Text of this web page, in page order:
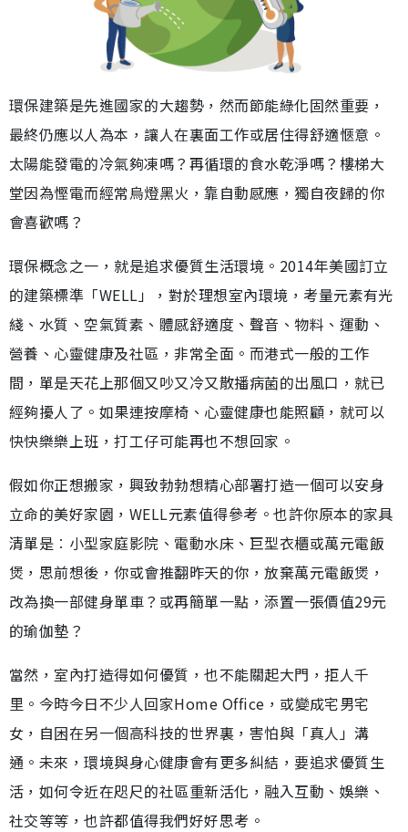
環保建築是先進國家的大趨勢，然而節能綠化固然重要，
最終仍應以人為本，讓人在裏面工作或居住得舒適愜意。
太陽能發電的冷氣夠凍嗎？再循環的食水乾淨嗎？樓梯大
堂因為慳電而經常烏燈黑火，靠自動感應，獨自夜歸的你
會喜歡嗎？
環保概念之一，就是追求優質生活環境。2014年美國訂立
的建築標準「WELL」，對於理想室內環境，考量元素有光
綫、水質、空氣質素、體感舒適度、聲音、物料、運動、
營養、心靈健康及社區，非常全面。而港式一般的工作
間，單是天花上那個又吵又冷又散播病菌的出風口，就已
經夠擾人了。如果連按摩椅、心靈健康也能照顧，就可以
快快樂樂上班，打工仔可能再也不想回家。
假如你正想搬家，興致勃勃想精心部署打造一個可以安身
立命的美好家園，WELL元素值得參考。也許你原本的家具
清單是︰小型家庭影院、電動水床、巨型衣櫃或萬元電飯
煲，思前想後，你或會推翻昨天的你，放棄萬元電飯煲，
改為換一部健身單車？或再簡單一點，添置一張價值29元
的瑜伽墊？
當然，室內打造得如何優質，也不能關起大門，拒人千
里。今時今日不少人回家Home Office，或變成宅男宅
女，自困在另一個高科技的世界裏，害怕與「真人」溝
通。未來，環境與身心健康會有更多糾結，要追求優質生
活，如何令近在咫尺的社區重新活化，融入互動、娛樂、
社交等等，也許都值得我們好好思考。